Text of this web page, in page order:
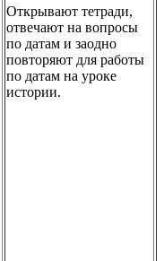
Открывают тетради,
отвечают на вопросы
по датам и заодно
повторяют для работы
по датам на уроке
истории.